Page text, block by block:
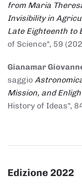
from Maria
Invisibility in
Late Eighteenth to
of Science", 59
Gianamar
saggio
Mission, and
History of Ideas",
Edizione 2022